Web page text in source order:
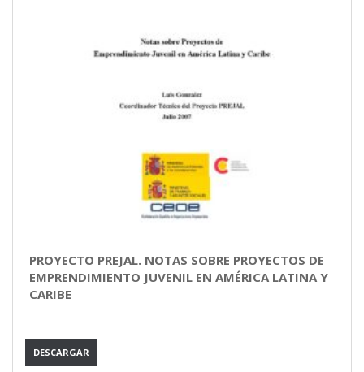
PROYECTO PREJAL. NOTAS SOBRE PROYECTOS DE
EMPRENDIMIENTO JUVENIL EN AMÉRICA LATINA Y
CARIBE
DESCARGAR